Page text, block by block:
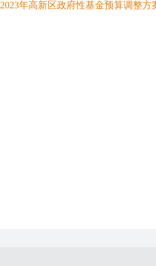
2023年高新区政府性基金预算调整方